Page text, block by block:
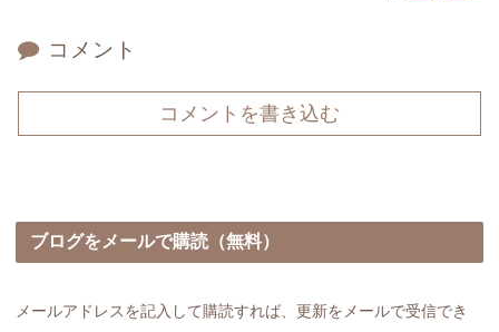
コメント
コメントを書き込む
ブログをメールで購読（無料）
メールアドレスを記入して購読すれば、更新をメールで受信でき